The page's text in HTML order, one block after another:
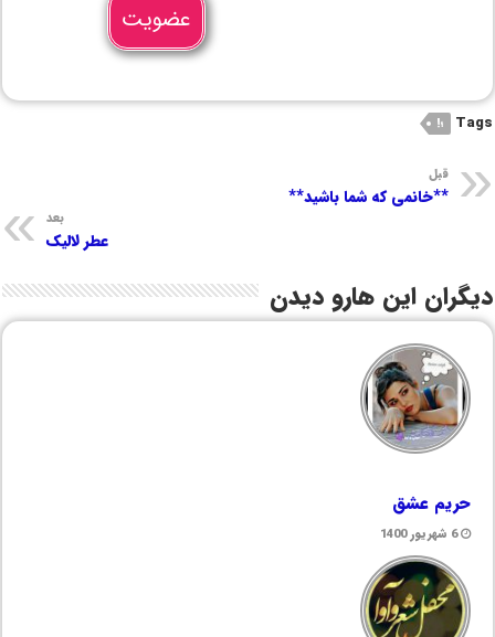
عضویت
Tags ؛!
قبل
**خانمی که شما باشید**
بعد
عطر لالیک
دیگران این هارو دیدن
حریم عشق
6 شهریور 1400